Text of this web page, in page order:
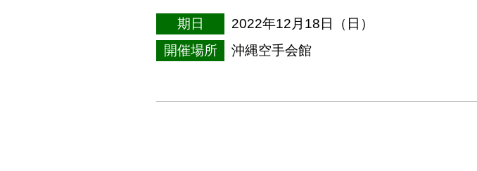
期日
2022年12月18日（日）
開催場所
沖縄空手会館